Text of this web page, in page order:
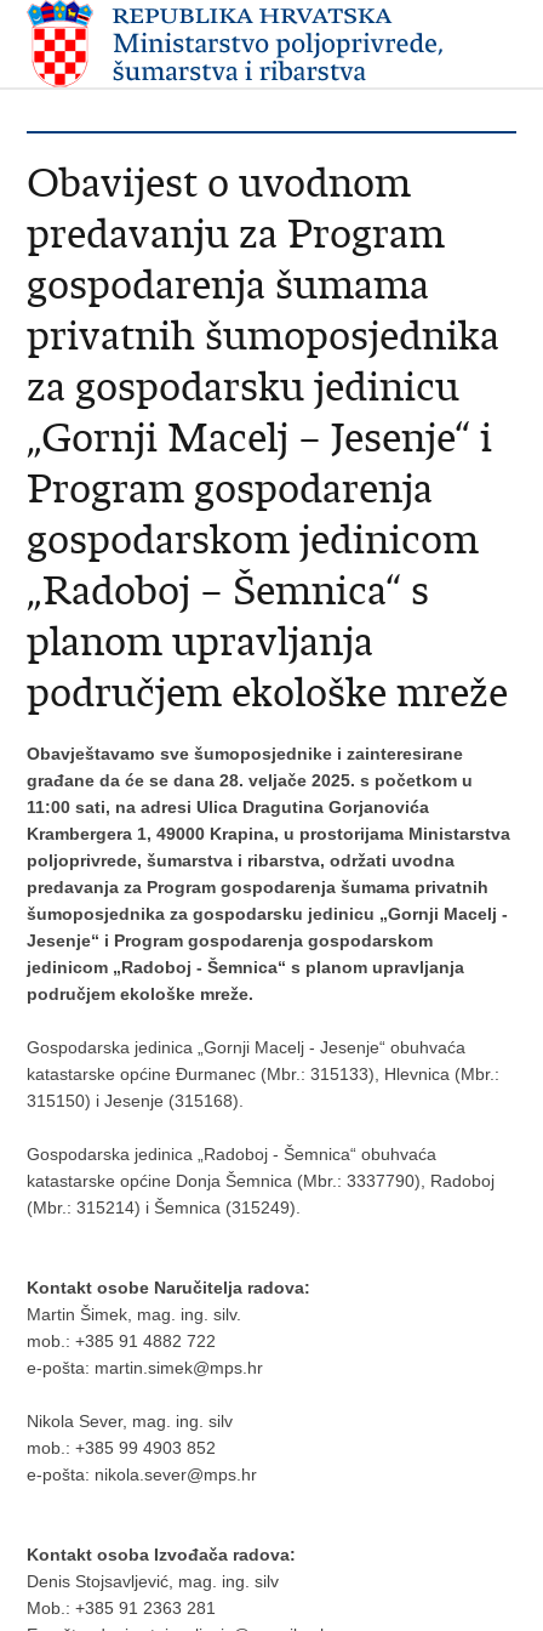
Obavijest o uvodnom
predavanju za Program
gospodarenja šumama
privatnih šumoposjednika
za gospodarsku jedinicu
„Gornji Macelj – Jesenje“ i
Program gospodarenja
gospodarskom jedinicom
„Radoboj – Šemnica“ s
planom upravljanja
područjem ekološke mreže
Obavještavamo sve šumoposjednike i zainteresirane
građane da će se dana 28. veljače 2025. s početkom u
11:00 sati, na adresi Ulica Dragutina Gorjanovića
Krambergera 1, 49000 Krapina, u prostorijama Ministarstva
poljoprivrede, šumarstva i ribarstva, održati uvodna
predavanja za Program gospodarenja šumama privatnih
šumoposjednika za gospodarsku jedinicu „Gornji Macelj -
Jesenje“ i Program gospodarenja gospodarskom
jedinicom „Radoboj - Šemnica“ s planom upravljanja
područjem ekološke mreže.
Gospodarska jedinica „Gornji Macelj - Jesenje“ obuhvaća
katastarske općine Đurmanec (Mbr.: 315133), Hlevnica (Mbr.:
315150) i Jesenje (315168).
Gospodarska jedinica „Radoboj - Šemnica“ obuhvaća
katastarske općine Donja Šemnica (Mbr.: 3337790), Radoboj
(Mbr.: 315214) i Šemnica (315249).
Kontakt osobe Naručitelja radova:
Martin Šimek, mag. ing. silv.
mob.: +385 91 4882 722
e-pošta: martin.simek@mps.hr
Nikola Sever, mag. ing. silv
mob.: +385 99 4903 852
e-pošta: nikola.sever@mps.hr
Kontakt osoba Izvođača radova:
Denis Stojsavljević, mag. ing. silv
Mob.: +385 91 2363 281